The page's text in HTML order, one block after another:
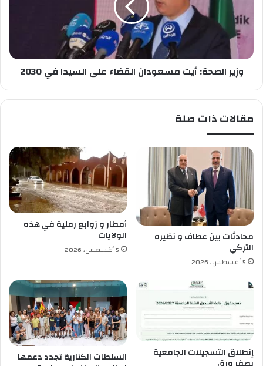
وأن الحركة الاقتصادية في البلاد تعطي إمكانية
التوظيف بسهولة والطلبات عن منحة البطالة قلت
بكثير ولم تتجاوز 266 ألف طلب.
ف
ل
ة
ي
م
س
ع
و
د
ن
ا
ل
ض
ا
ء
ع
ل
ا
ل
س
ي
وزير الصحة: أيت مسعودان القضاء على السيدا في 2030
مقالات ذات صلة
محادثات بين عطاف و نظيره
التركي
5 أغسطس، 2026
أمطار و زوابع رملية في هذه
الولايات
5 أغسطس، 2026
إنطلاق التسجيلات الجامعية السلطات الكنارية تجدد دعمها